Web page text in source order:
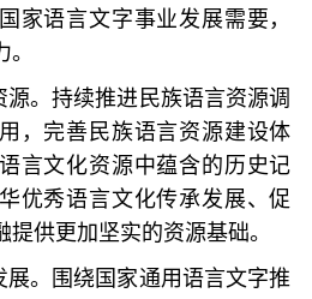
家语言文字事业发展需要，
。持续推进民族语言资源调
，完善民族语言资源建设体
言文化资源中蕴含的历史记
优秀语言文化传承发展、促
供更加坚实的资源基础。
展。围绕国家通用语言文字推